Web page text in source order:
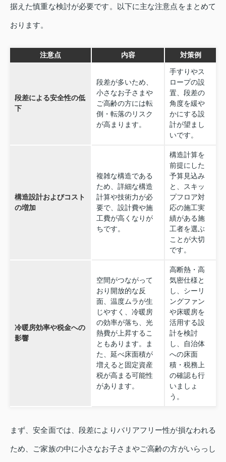
据えた慎重な検討が必要です。以下に主な注意点をまとめて
おります。
注意点 内容 対策例
段差による安全性の低
下
段差が多いため、
小さなお子さまや
ご高齢の方には転
倒・転落のリスク
が高まります。
手すりやス
ロープの設
置、段差の
角度を緩や
かにする設
計が望まし
いです。
構造設計およびコスト
の増加
複雑な構造である
ため、詳細な構造
計算や技術力が必
要で、設計費や施
工費が高くなりが
ちです。
構造計算を
前提にした
予算見込み
と、スキッ
プフロア対
応の施工実
績がある施
工者を選ぶ
ことが大切
です。
冷暖房効率や税金への
影響
空間がつながって
おり開放的な反
面、温度ムラが生
じやすく、冷暖房
の効率が落ち、光
熱費が上昇するこ
ともあります。ま
た、延べ床面積が
増えると固定資産
税が高まる可能性
があります。
高断熱・高
気密仕様と
し、シーリ
ングファン
や床暖房を
活用する設
計を検討
し、自治体
への床面
積・税務上
の確認も行
いましょ
う。
まず、安全面では、段差によりバリアフリー性が損なわれる
ため、ご家族の中に小さなお子さまやご高齢の方がいらっし